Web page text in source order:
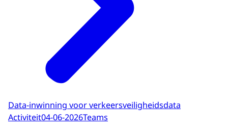
Data-inwinning voor verkeersveiligheidsdata
Activiteit04-06-2026Teams